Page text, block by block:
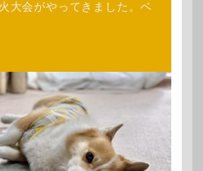
大会がやってきました。ベ